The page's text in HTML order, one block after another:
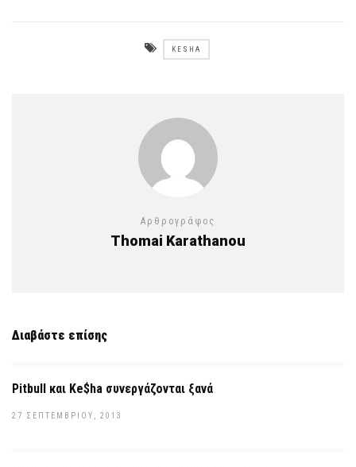
KESHA
Αρθρογράφος
Thomai Karathanou
Διαβάστε επίσης
Pitbull και Ke$ha συνεργάζονται ξανά
27 ΣΕΠΤΕΜΒΡΊΟΥ, 2013